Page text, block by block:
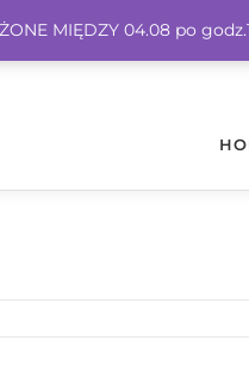
MIĘDZY 04.08 po